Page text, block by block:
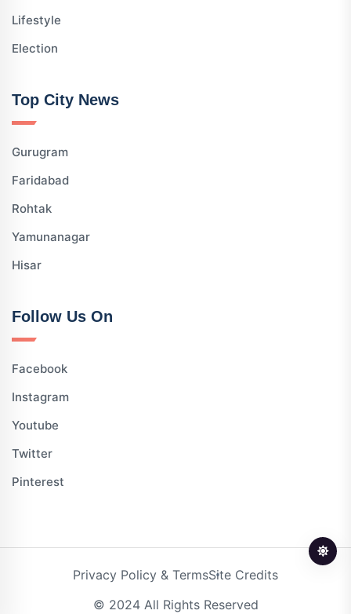
Lifestyle
Election
Top City News
Gurugram
Faridabad
Rohtak
Yamunanagar
Hisar
Follow Us On
Facebook
Instagram
Youtube
Twitter
Pinterest
Privacy Policy & TermsSite Credits
© 2024 All Rights Reserved